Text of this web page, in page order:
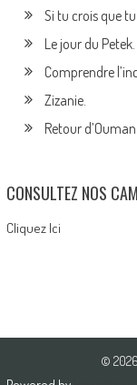
Si tu crois que
Le jour du Petek.
Comprendre
Zizanie.
Retour d’Ouman.
CONSULTEZ NOS
Cliquez Ici
© 2026